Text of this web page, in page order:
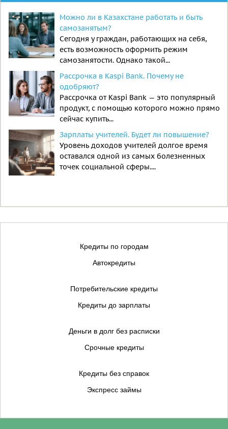
Можно ли в Казахстане работать и быть
самозанятым?
Сегодня у граждан, работающих на себя,
есть возможность оформить режим
самозанятости. Однако такой...
Рассрочка в Kaspi Bank. Почему не
одобряют?
Рассрочка от Kaspi Bank — это популярный
продукт, с помощью которого можно прямо
сейчас купить...
Зарплаты учителей. Будет ли повышение?
Уровень доходов учителей долгое время
оставался одной из самых болезненных
точек социальной сферы....
Кредиты по городам
Автокредиты
Потребительские кредиты
Кредиты до зарплаты
Деньги в долг без расписки
Срочные кредиты
Кредиты без справок
Экспресс займы